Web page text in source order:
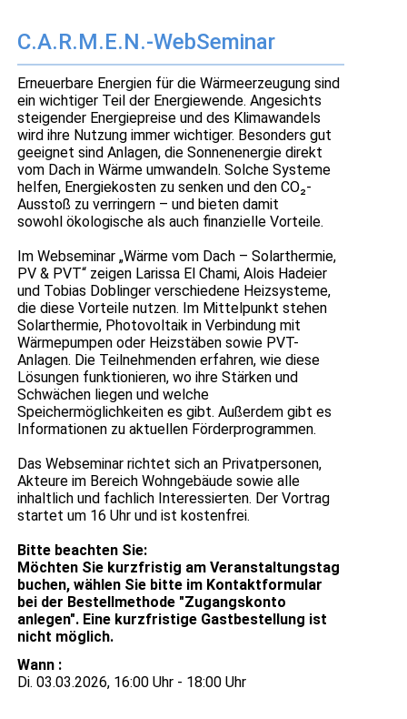
C.A.R.M.E.N.-WebSeminar
Erneuerbare Energien für die Wärmeerzeugung sind
ein wichtiger Teil der Energiewende. Angesichts
steigender Energiepreise und des Klimawandels
wird ihre Nutzung immer wichtiger. Besonders gut
geeignet sind Anlagen, die Sonnenenergie direkt
vom Dach in Wärme umwandeln. Solche Systeme
helfen, Energiekosten zu senken und den CO₂-
Ausstoß zu verringern – und bieten damit
sowohl ökologische als auch finanzielle Vorteile.
Im Webseminar „Wärme vom Dach – Solarthermie,
PV & PVT“ zeigen Larissa El Chami, Alois Hadeier
und Tobias Doblinger verschiedene Heizsysteme,
die diese Vorteile nutzen. Im Mittelpunkt stehen
Solarthermie, Photovoltaik in Verbindung mit
Wärmepumpen oder Heizstäben sowie PVT-
Anlagen. Die Teilnehmenden erfahren, wie diese
Lösungen funktionieren, wo ihre Stärken und
Schwächen liegen und welche
Speichermöglichkeiten es gibt. Außerdem gibt es
Informationen zu aktuellen Förderprogrammen.
Das Webseminar richtet sich an Privatpersonen,
Akteure im Bereich Wohngebäude sowie alle
inhaltlich und fachlich Interessierten. Der Vortrag
startet um 16 Uhr und ist kostenfrei.
Bitte beachten Sie:
Möchten Sie kurzfristig am Veranstaltungstag
buchen, wählen Sie bitte im Kontaktformular
bei der Bestellmethode "Zugangskonto
anlegen". Eine kurzfristige Gastbestellung ist
nicht möglich.
Wann :
Di. 03.03.2026, 16:00 Uhr - 18:00 Uhr